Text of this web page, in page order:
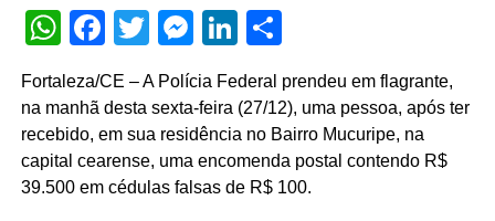
Ex tunc no Amapá
WhatsApp
Facebook
TwitterMessenger
LinkedIn
Fortaleza/CE – A Polícia Federal prendeu em flagrante,
na manhã desta sexta-feira (27/12), uma pessoa, após ter
recebido, em sua residência no Bairro Mucuripe, na
capital cearense, uma encomenda postal contendo R$
39.500 em cédulas falsas de R$ 100.